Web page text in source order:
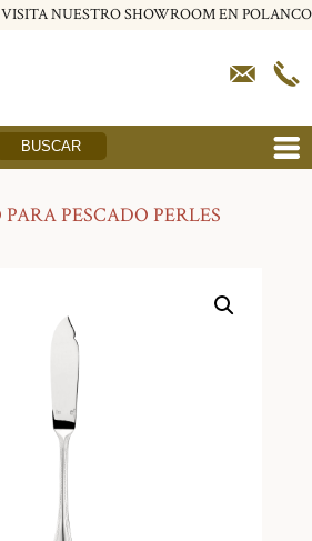
VISITA NUESTRO SHOWROOM EN POLANCO
BUSCAR
PESCADO PERLES